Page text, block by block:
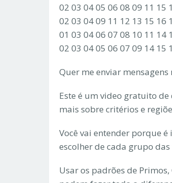
02 03 04 05 06 08 09 11 15
02 03 04 09 11 12 13 15 16
01 03 04 06 07 08 10 11 14
02 03 04 05 06 07 09 14 15
Quer me enviar mensagens
Este é um video gratuito
mais sobre critérios e
Você vai entender porque
escolher de cada grupo
Usar os padrões de